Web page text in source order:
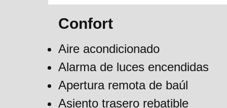
Confort
Aire acondicionado
Alarma de luces encendidas
Apertura remota de baúl
Asiento trasero rebatible